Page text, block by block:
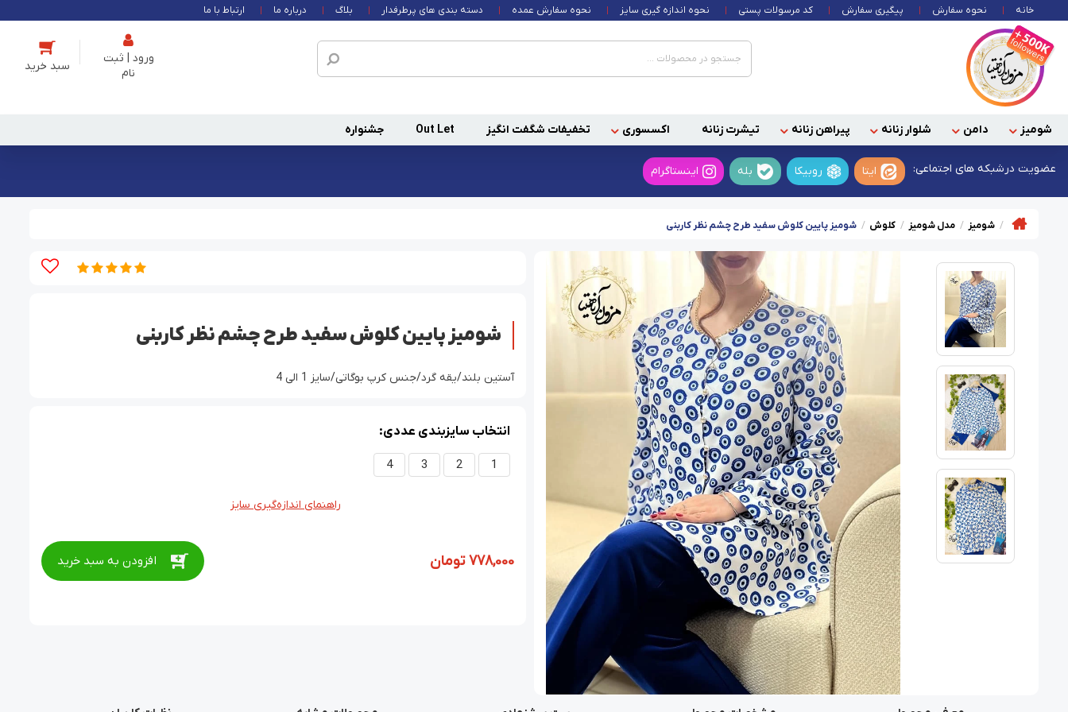
خانه نحوه سفارش پیگیری سفارش کد مرسولات پستی نحوه اندازه گیری سایز نحوه سفارش عمده دسته بندی های پرطرفدار بلاگ درباره ما ارتباط با ما
ورود | ثبت
نام
شومیز دامن شلوار زنانه پیراهن زنانه تیشرت زنانه اکسسوری تخفیفات شگفت انگیز Out Let جشنواره
عضویت درشبکه های اجتماعی: ایتا روبیکا بله اینستاگرام
شومیز مدل شومیز کلوش شومیز پایین کلوش سفید طرح چشم نظر کاربنی
شومیز پایین کلوش سفید طرح چشم نظر کاربنی
آستین بلند/یقه گرد/جنس کرپ بوگاتی/سایز 1 الی 4
انتخاب سایزبندی عددی:
1
2
3
4
راهنمای اندازه‌گیری سایز
778,000تومان افزودن به سبد خرید